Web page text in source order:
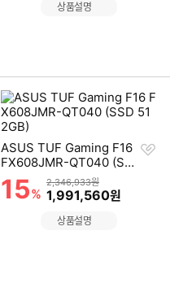
상품설명
ASUS TUF Gaming F16
FX608JMR-QT040 (SS
D 512GB)
할인률
15%
상품금액
2,346,933원
할인금액
1,991,560원
찜
상품설명